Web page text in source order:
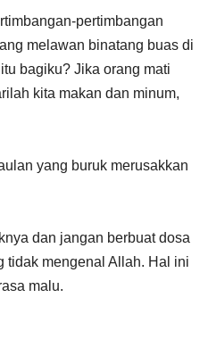
pertimbangan
melawan binatang buas di
bagiku? Jika orang mati
kita makan dan minum,
yang buruk merusakkan
dan jangan berbuat dosa
tidak mengenal Allah. Hal ini
malu.